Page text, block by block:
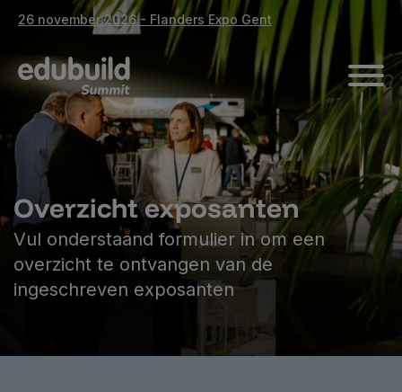
26 november 2026 - Flanders Expo Gent
Overzicht exposanten
Vul onderstaand formulier in om een
overzicht te ontvangen van de
ingeschreven exposanten